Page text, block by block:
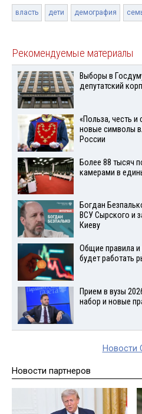
власть дети демография
Рекомендуемые материалы
Выборы в
депутатский
«Польза, честь и
новые символы
России
Более 88 тысяч
камерами в
Богдан
ВСУ Сырского и
Киеву
Общие правила и
будет работать
Прием в вузы
набор и новые
Новости
Новости партнеров